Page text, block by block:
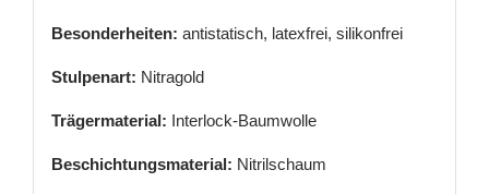
Besonderheiten: antistatisch, latexfrei, silikonfrei
Stulpenart: Nitragold
Trägermaterial: Interlock-Baumwolle
Beschichtungsmaterial: Nitrilschaum